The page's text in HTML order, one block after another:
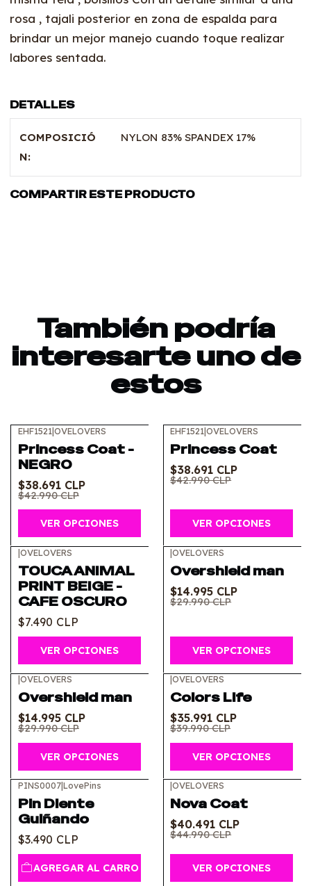
rosa , tajali posterior en zona de espalda para
brindar un mejor manejo cuando toque realizar
labores sentada.
DETALLES
COMPOSICIÓ
N:
NYLON 83% SPANDEX 17%
COMPARTIR ESTE PRODUCTO
También podría
interesarte uno de
estos
OFF
EHF1521|OVELOVERS
Princess Coat -
NEGRO
$38.691 CLP
$42.990 CLP
VER OPCIONES
OFF
EHF1521|OVELOVERS
Princess Coat
$38.691 CLP
$42.990 CLP
VER OPCIONES
|OVELOVERS
TOUCA ANIMAL
PRINT BEIGE -
CAFE OSCURO
$7.490 CLP
VER OPCIONES
|OVELOVERS
Overshield man
$14.995 CLP
$29.990 CLP
VER OPCIONES
|OVELOVERS
Overshield man
$14.995 CLP
$29.990 CLP
VER OPCIONES
|OVELOVERS
Colors Life
$35.991 CLP
$39.990 CLP
VER OPCIONES
PINS0007|LovePins
Pin Diente
Guiñando
$3.490 CLP
AGREGAR AL CARRO
|OVELOVERS
Nova Coat
$40.491 CLP
$44.990 CLP
VER OPCIONES